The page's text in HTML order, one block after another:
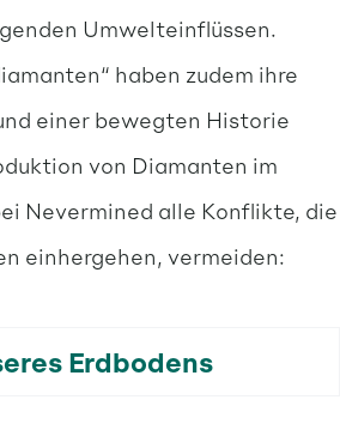
Umwelteinflüssen.
haben zudem ihre
einer bewegten Historie
von Diamanten im
Nevermined alle Konflikte, die
einhergehen, vermeiden:
Erdbodens